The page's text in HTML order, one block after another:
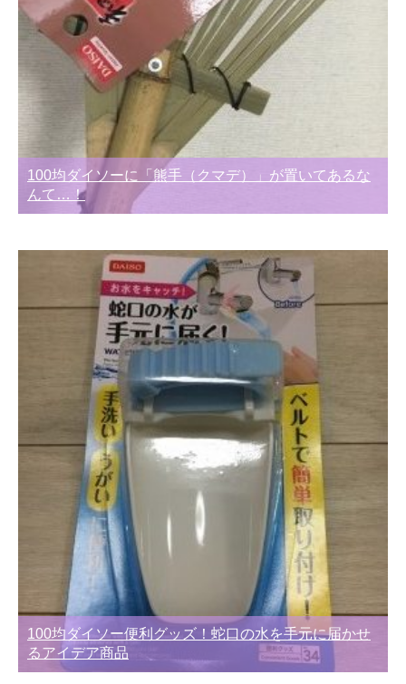
100均ダイソーに「熊手（クマデ）」が置いてあるな
んて…！
100均ダイソー便利グッズ！蛇口の水を手元に届かせ
るアイデア商品